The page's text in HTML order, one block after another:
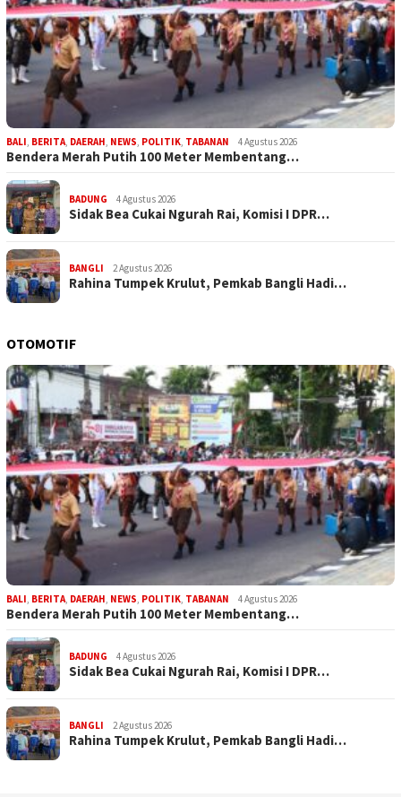
BALI, BERITA, DAERAH, NEWS, POLITIK, TABANAN 4 Agustus 2026
Bendera Merah Putih 100 Meter Membentang…
BADUNG 4 Agustus 2026
Sidak Bea Cukai Ngurah Rai, Komisi I DPR…
BANGLI 2 Agustus 2026
Rahina Tumpek Krulut, Pemkab Bangli Hadi…
OTOMOTIF
BALI, BERITA, DAERAH, NEWS, POLITIK, TABANAN 4 Agustus 2026
Bendera Merah Putih 100 Meter Membentang…
BADUNG 4 Agustus 2026
Sidak Bea Cukai Ngurah Rai, Komisi I DPR…
BANGLI 2 Agustus 2026
Rahina Tumpek Krulut, Pemkab Bangli Hadi…